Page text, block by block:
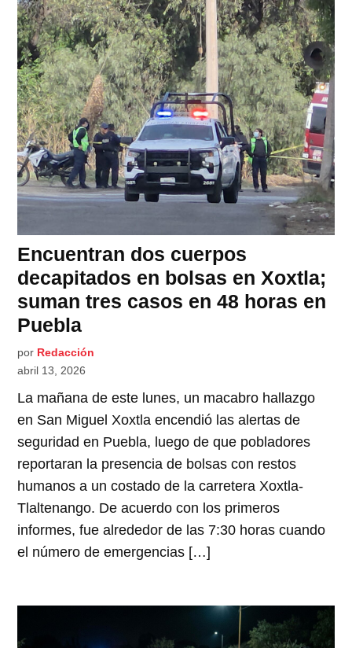
Encuentran dos cuerpos
decapitados en bolsas en Xoxtla;
suman tres casos en 48 horas en
Puebla
por Redacción
abril 13, 2026
La mañana de este lunes, un macabro hallazgo
en San Miguel Xoxtla encendió las alertas de
seguridad en Puebla, luego de que pobladores
reportaran la presencia de bolsas con restos
humanos a un costado de la carretera Xoxtla-
Tlaltenango. De acuerdo con los primeros
informes, fue alrededor de las 7:30 horas cuando
el número de emergencias […]